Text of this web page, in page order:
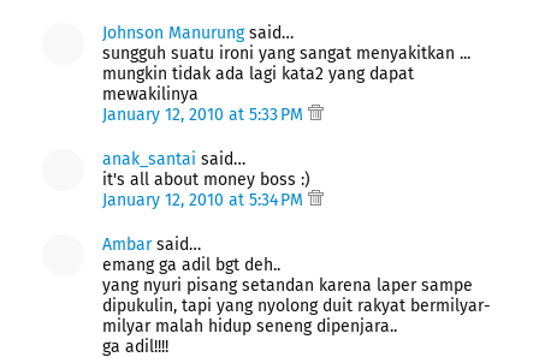
Johnson Manurungsaid…
sungguh suatu ironi yang sangat menyakitkan ...
mungkin tidak ada lagi kata2 yang dapat
mewakilinya
January 12, 2010 at 5:33 PM
anak_santai said…
it's all about money boss :)
January 12, 2010 at 5:34 PM
Ambarsaid…
emang ga adil bgt deh..
yang nyuri pisang setandan karena laper sampe
dipukulin, tapi yang nyolong duit rakyat bermilyar-
milyar malah hidup seneng dipenjara..
ga adil!!!!